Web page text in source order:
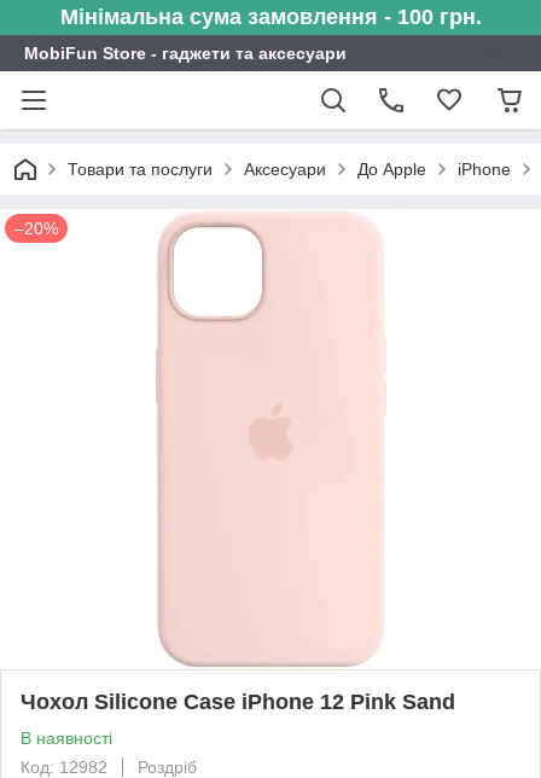
Мінімальна сума замовлення - 100 грн.
MobiFun Store - гаджети та аксесуари
Товари та послуги Аксесуари До Apple iPhone
–20%
Чохол Silicone Case iPhone 12 Pink Sand
В наявності
Код: 12982
Роздріб